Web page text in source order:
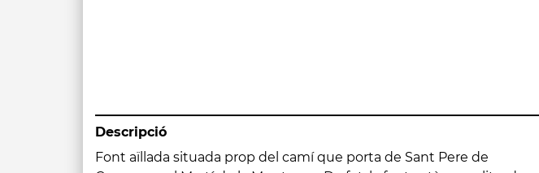
Descripció
Font aïllada situada prop del camí que porta de Sant Pere de
brolla del subsòl de la zona i desemboca en una sèquia que es